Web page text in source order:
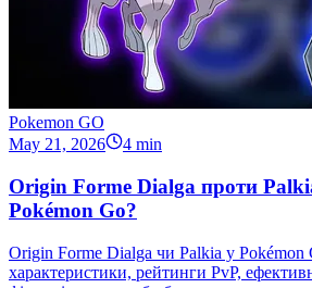
Pokemon GO
May 21, 2026
4 min
Origin Forme Dialga проти
Pokémon Go?
Origin Forme Dialga чи Palkia у
характеристики, рейтинги PvP,